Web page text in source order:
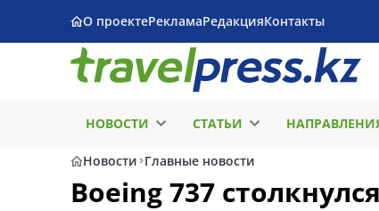
О проектеРекламаРедакцияКонтакты
НОВОСТИ СТАТЬИ
Новости Главные новости
Boeing 737